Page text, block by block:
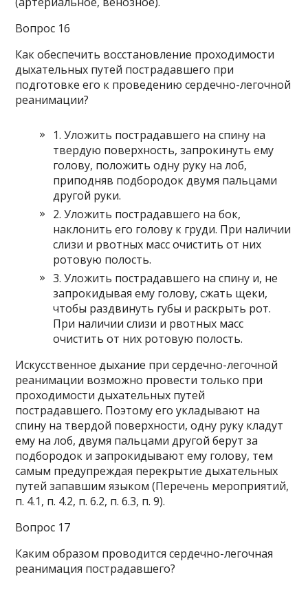
Вопрос 16
Как обеспечить восстановление проходимости
дыхательных путей пострадавшего при
подготовке его к проведению сердечно-легочной
реанимации?
1. Уложить пострадавшего на спину на
твердую поверхность, запрокинуть ему
голову, положить одну руку на лоб,
приподняв подбородок двумя пальцами
другой руки.
2. Уложить пострадавшего на бок,
наклонить его голову к груди. При наличии
слизи и рвотных масс очистить от них
ротовую полость.
3. Уложить пострадавшего на спину и, не
запрокидывая ему голову, сжать щеки,
чтобы раздвинуть губы и раскрыть рот.
При наличии слизи и рвотных масс
очистить от них ротовую полость.
Искусственное дыхание при сердечно-легочной
реанимации возможно провести только при
проходимости дыхательных путей
пострадавшего. Поэтому его укладывают на
спину на твердой поверхности, одну руку кладут
ему на лоб, двумя пальцами другой берут за
подбородок и запрокидывают ему голову, тем
самым предупреждая перекрытие дыхательных
путей запавшим языком (Перечень мероприятий,
п. 4.1, п. 4.2, п. 6.2, п. 6.3, п. 9).
Вопрос 17
Каким образом проводится сердечно-легочная
реанимация пострадавшего?